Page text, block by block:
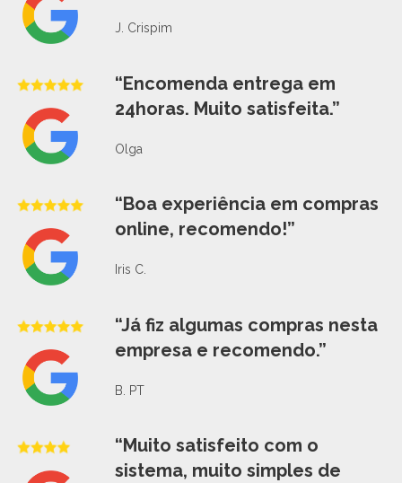
J. Crispim
“Encomenda entrega em
24horas. Muito satisfeita.”
Olga
“Boa experiência em compras
online, recomendo!”
Iris C.
“Já fiz algumas compras nesta
empresa e recomendo.”
B. PT
“Muito satisfeito com o
sistema, muito simples de